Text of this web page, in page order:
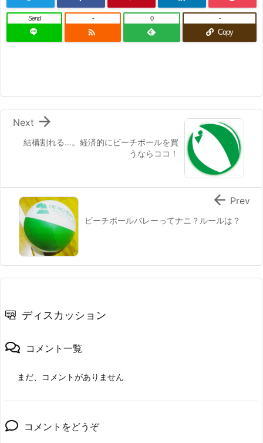
Send

- 0
Copy
-
結構割れる…。経済的にビーチボールを買
うならココ！

Next
ビーチボールバレーってナニ？ルールは？
 Prev
ディスカッション
コメント一覧
まだ、コメントがありません
コメントをどうぞ